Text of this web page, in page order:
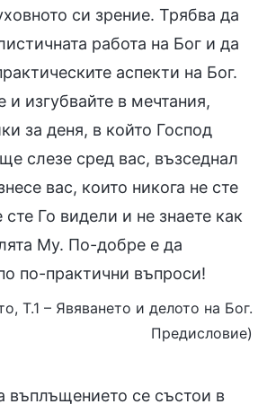
си зрение. Трябва да
работа на Бог и да
аспекти на Бог.
и изгубвайте в мечтания,
за деня, в който Господ
слезе сред вас, възседнал
вас, които никога не сте
сте Го видели и не знаете как
Му. По-добре е да
по-практични въпроси!
Т.1 – Явяването и делото на Бог.
Предисловие)
въплъщението се състои в